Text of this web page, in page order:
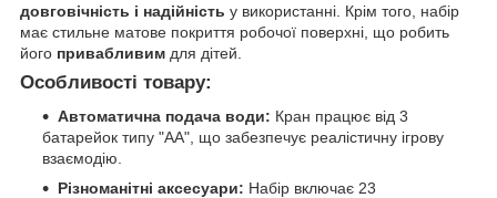
довговічність і надійність у використанні. Крім того, набір
має стильне матове покриття робочої поверхні, що робить
його привабливим для дітей.
Особливості товару:
Автоматична подача води: Кран працює від 3
батарейок типу "АА", що забезпечує реалістичну ігрову
взаємодію.
Різноманітні аксесуари: Набір включає 23